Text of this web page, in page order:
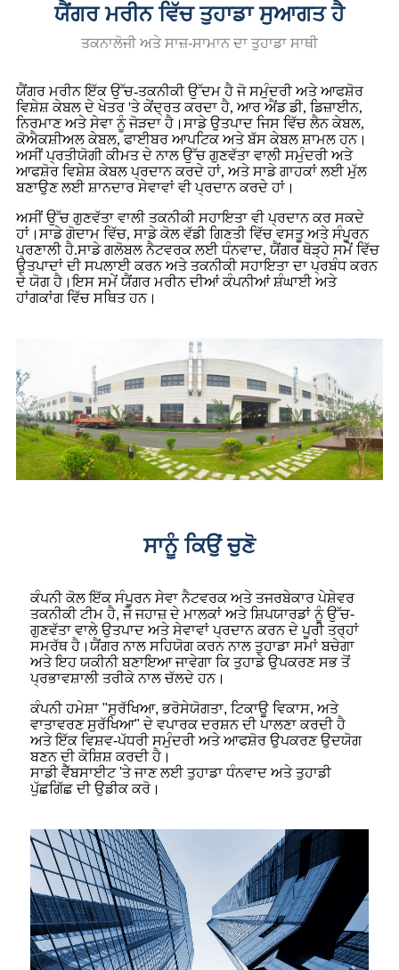
ਯੈਂਗਰ ਮਰੀਨ ਵਿੱਚ ਤੁਹਾਡਾ ਸੁਆਗਤ ਹੈ
ਤਕਨਾਲੋਜੀ ਅਤੇ ਸਾਜ਼-ਸਾਮਾਨ ਦਾ ਤੁਹਾਡਾ ਸਾਥੀ
ਯੈਂਗਰ ਮਰੀਨ ਇੱਕ ਉੱਚ-ਤਕਨੀਕੀ ਉੱਦਮ ਹੈ ਜੋ ਸਮੁੰਦਰੀ ਅਤੇ ਆਫਸ਼ੋਰ
ਵਿਸ਼ੇਸ਼ ਕੇਬਲ ਦੇ ਖੇਤਰ 'ਤੇ ਕੇਂਦ੍ਰਤ ਕਰਦਾ ਹੈ, ਆਰ ਐਂਡ ਡੀ, ਡਿਜ਼ਾਈਨ,
ਨਿਰਮਾਣ ਅਤੇ ਸੇਵਾ ਨੂੰ ਜੋੜਦਾ ਹੈ।ਸਾਡੇ ਉਤਪਾਦ ਜਿਸ ਵਿੱਚ ਲੈਨ ਕੇਬਲ,
ਕੋਐਕਸ਼ੀਅਲ ਕੇਬਲ, ਫਾਈਬਰ ਆਪਟਿਕ ਅਤੇ ਬੱਸ ਕੇਬਲ ਸ਼ਾਮਲ ਹਨ।
ਅਸੀਂ ਪ੍ਰਤੀਯੋਗੀ ਕੀਮਤ ਦੇ ਨਾਲ ਉੱਚ ਗੁਣਵੱਤਾ ਵਾਲੀ ਸਮੁੰਦਰੀ ਅਤੇ
ਆਫਸ਼ੋਰ ਵਿਸ਼ੇਸ਼ ਕੇਬਲ ਪ੍ਰਦਾਨ ਕਰਦੇ ਹਾਂ, ਅਤੇ ਸਾਡੇ ਗਾਹਕਾਂ ਲਈ ਮੁੱਲ
ਬਣਾਉਣ ਲਈ ਸ਼ਾਨਦਾਰ ਸੇਵਾਵਾਂ ਵੀ ਪ੍ਰਦਾਨ ਕਰਦੇ ਹਾਂ।
ਅਸੀਂ ਉੱਚ ਗੁਣਵੱਤਾ ਵਾਲੀ ਤਕਨੀਕੀ ਸਹਾਇਤਾ ਵੀ ਪ੍ਰਦਾਨ ਕਰ ਸਕਦੇ
ਹਾਂ।ਸਾਡੇ ਗੋਦਾਮ ਵਿੱਚ, ਸਾਡੇ ਕੋਲ ਵੱਡੀ ਗਿਣਤੀ ਵਿੱਚ ਵਸਤੂ ਅਤੇ ਸੰਪੂਰਨ
ਪ੍ਰਣਾਲੀ ਹੈ.ਸਾਡੇ ਗਲੋਬਲ ਨੈਟਵਰਕ ਲਈ ਧੰਨਵਾਦ, ਯੈਂਗਰ ਥੋੜ੍ਹੇ ਸਮੇਂ ਵਿੱਚ
ਉਤਪਾਦਾਂ ਦੀ ਸਪਲਾਈ ਕਰਨ ਅਤੇ ਤਕਨੀਕੀ ਸਹਾਇਤਾ ਦਾ ਪ੍ਰਬੰਧ ਕਰਨ
ਦੇ ਯੋਗ ਹੈ।ਇਸ ਸਮੇਂ ਯੈਂਗਰ ਮਰੀਨ ਦੀਆਂ ਕੰਪਨੀਆਂ ਸ਼ੰਘਾਈ ਅਤੇ
ਹਾਂਗਕਾਂਗ ਵਿੱਚ ਸਥਿਤ ਹਨ।
ਸਾਨੂੰ ਕਿਉਂ ਚੁਣੋ
ਕੰਪਨੀ ਕੋਲ ਇੱਕ ਸੰਪੂਰਨ ਸੇਵਾ ਨੈਟਵਰਕ ਅਤੇ ਤਜਰਬੇਕਾਰ ਪੇਸ਼ੇਵਰ
ਤਕਨੀਕੀ ਟੀਮ ਹੈ, ਜੋ ਜਹਾਜ਼ ਦੇ ਮਾਲਕਾਂ ਅਤੇ ਸ਼ਿਪਯਾਰਡਾਂ ਨੂੰ ਉੱਚ-
ਗੁਣਵੱਤਾ ਵਾਲੇ ਉਤਪਾਦ ਅਤੇ ਸੇਵਾਵਾਂ ਪ੍ਰਦਾਨ ਕਰਨ ਦੇ ਪੂਰੀ ਤਰ੍ਹਾਂ
ਸਮਰੱਥ ਹੈ।ਯੈਂਗਰ ਨਾਲ ਸਹਿਯੋਗ ਕਰਨ ਨਾਲ ਤੁਹਾਡਾ ਸਮਾਂ ਬਚੇਗਾ
ਅਤੇ ਇਹ ਯਕੀਨੀ ਬਣਾਇਆ ਜਾਵੇਗਾ ਕਿ ਤੁਹਾਡੇ ਉਪਕਰਣ ਸਭ ਤੋਂ
ਪ੍ਰਭਾਵਸ਼ਾਲੀ ਤਰੀਕੇ ਨਾਲ ਚੱਲਦੇ ਹਨ।
ਕੰਪਨੀ ਹਮੇਸ਼ਾ "ਸੁਰੱਖਿਆ, ਭਰੋਸੇਯੋਗਤਾ, ਟਿਕਾਊ ਵਿਕਾਸ, ਅਤੇ
ਵਾਤਾਵਰਣ ਸੁਰੱਖਿਆ" ਦੇ ਵਪਾਰਕ ਦਰਸ਼ਨ ਦੀ ਪਾਲਣਾ ਕਰਦੀ ਹੈ
ਅਤੇ ਇੱਕ ਵਿਸ਼ਵ-ਪੱਧਰੀ ਸਮੁੰਦਰੀ ਅਤੇ ਆਫਸ਼ੋਰ ਉਪਕਰਣ ਉਦਯੋਗ
ਬਣਨ ਦੀ ਕੋਸ਼ਿਸ਼ ਕਰਦੀ ਹੈ।
ਸਾਡੀ ਵੈੱਬਸਾਈਟ 'ਤੇ ਜਾਣ ਲਈ ਤੁਹਾਡਾ ਧੰਨਵਾਦ ਅਤੇ ਤੁਹਾਡੀ
ਪੁੱਛਗਿੱਛ ਦੀ ਉਡੀਕ ਕਰੋ।